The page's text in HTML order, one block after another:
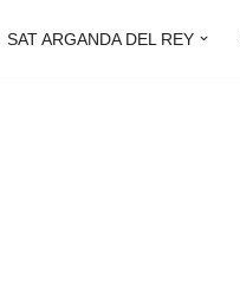
SAT ARGANDA DEL REY